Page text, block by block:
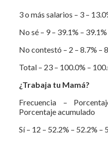
3 o más salarios – 3 –
No sé – 9 – 39.1% –
No contestó – 2 – 8.7% –
Total – 23 – 100.0% –
¿Trabaja tu Mamá?
Frecuencia –
Porcentaje acumulado
Sí – 12 – 52.2% – 52.2% –